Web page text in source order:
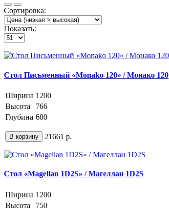
Сортировка:
Показать:
Стол Письменный «Monako 120» / Монако 120
Ширина 1200
Высота
766
Глубина 600
В корзину 21661 р.
Стол «Magellan 1D2S» / Магеллан 1D2S
Ширина 1200
Высота
750